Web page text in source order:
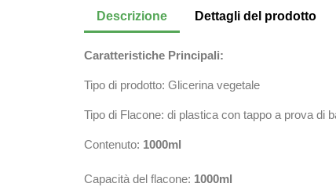
Descrizione Dettagli del prodotto
Caratteristiche Principali:
Tipo di prodotto: Glicerina vegetale
Tipo di Flacone: di plastica con tappo a prova di
Contenuto: 1000ml
Capacità del flacone: 1000ml